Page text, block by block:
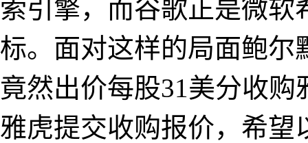
索引擎，而谷歌正是微
标。面对这样的局面鲍尔
竟然出价每股31美分收购
雅虎提交收购报价，希望